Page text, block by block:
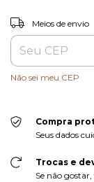
Entregas para o CEP:
Meios de envio
Não sei meu CEP
Compra
Seus dados
Trocas e
Se não